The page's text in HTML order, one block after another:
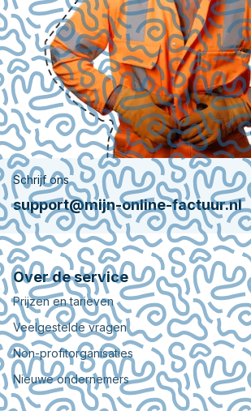
Schrijf ons
support@mijn-online-factuur.nl
Over de service
Prijzen en tarieven
Veelgestelde vragen
Non-profitorganisaties
Nieuwe ondernemers